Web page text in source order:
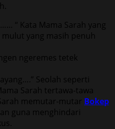
“ Kata Mama Sarah yang
yang masih penuh
ngeremes tetek
Seolah seperti
Sarah tertawa-tawa
memutar-mutar Bokep
guna menghindari